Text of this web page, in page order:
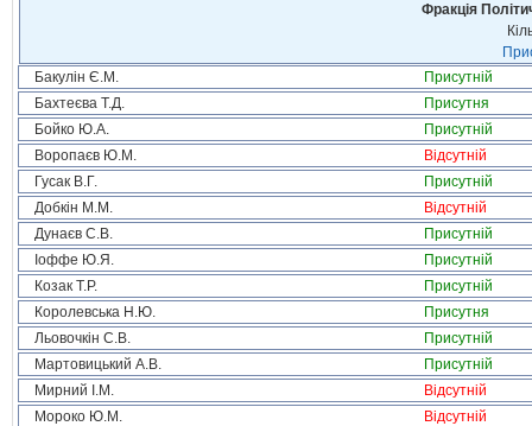
Фракція
Бакулін Є.М.
Присутній
Бахтеєва Т.Д.
Присутня
Бойко Ю.А.
Присутній
Воропаєв Ю.М.
Відсутній
Гусак В.Г.
Присутній
Добкін М.М.
Відсутній
Дунаєв С.В.
Присутній
Іоффе Ю.Я.
Присутній
Козак Т.Р.
Присутній
Королевська Н.Ю.
Присутня
Льовочкін С.В.
Присутній
Мартовицький А.В.
Присутній
Мирний І.М.
Відсутній
Мороко Ю.М.
Відсутній